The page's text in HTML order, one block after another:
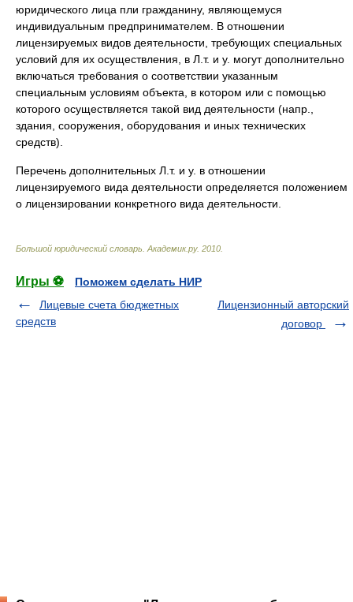
юридического лица пли гражданину, являющемуся
индивидуальным предпринимателем. В отношении
лицензируемых видов деятельности, требующих специальных
условий для их осуществления, в Л.т. и у. могут дополнительно
включаться требования о соответствии указанным
специальным условиям объекта, в котором или с помощью
которого осуществляется такой вид деятельности (напр.,
здания, сооружения, оборудования и иных технических
средств).
Перечень дополнительных Л.т. и у. в отношении
лицензируемого вида деятельности определяется положением
о лицензировании конкретного вида деятельности.
Большой юридический словарь Академик.ру. 2010
Игры ⚽
Поможем сделать НИР
Лицевые счета бюджетных
средств
Лицензионный авторский
договор